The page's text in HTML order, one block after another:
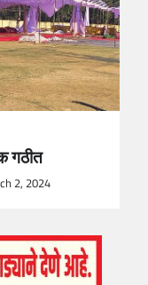
गठीत
2, 2024